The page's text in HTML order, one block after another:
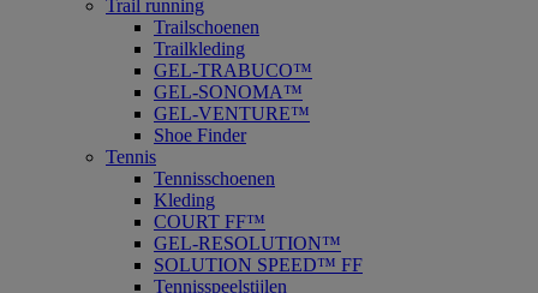
Trail running
Trailschoenen
Trailkleding
GEL-TRABUCO™
GEL-SONOMA™
GEL-VENTURE™
Shoe Finder
Tennis
Tennisschoenen
Kleding
COURT FF™
GEL-RESOLUTION™
SOLUTION SPEED™ FF
Tennisspeelstijlen